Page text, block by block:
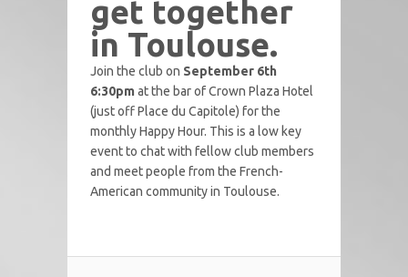
get together
in Toulouse.
Join the club on September 6th
6:30pm at the bar of Crown Plaza Hotel
(just off Place du Capitole) for the
monthly Happy Hour. This is a low key
event to chat with fellow club members
and meet people from the French-
American community in Toulouse.